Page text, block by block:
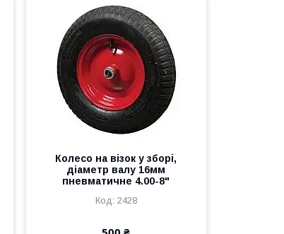
Колесо на візок у зборі,
діаметр валу 16мм
пневматичне 4.00-8"
2428